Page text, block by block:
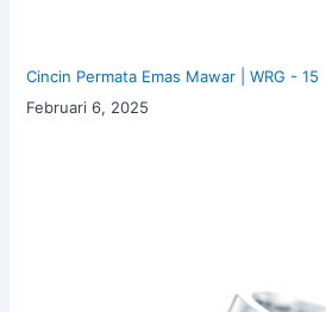
Cincin Permata Emas Mawar | WRG - 15
Februari 6, 2025